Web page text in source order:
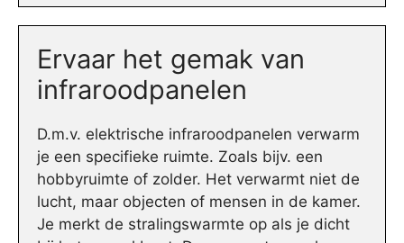
Ervaar het gemak van
infraroodpanelen
D.m.v. elektrische infraroodpanelen verwarm
je een specifieke ruimte. Zoals bijv. een
hobbyruimte of zolder. Het verwarmt niet de
lucht, maar objecten of mensen in de kamer.
Je merkt de stralingswarmte op als je dicht